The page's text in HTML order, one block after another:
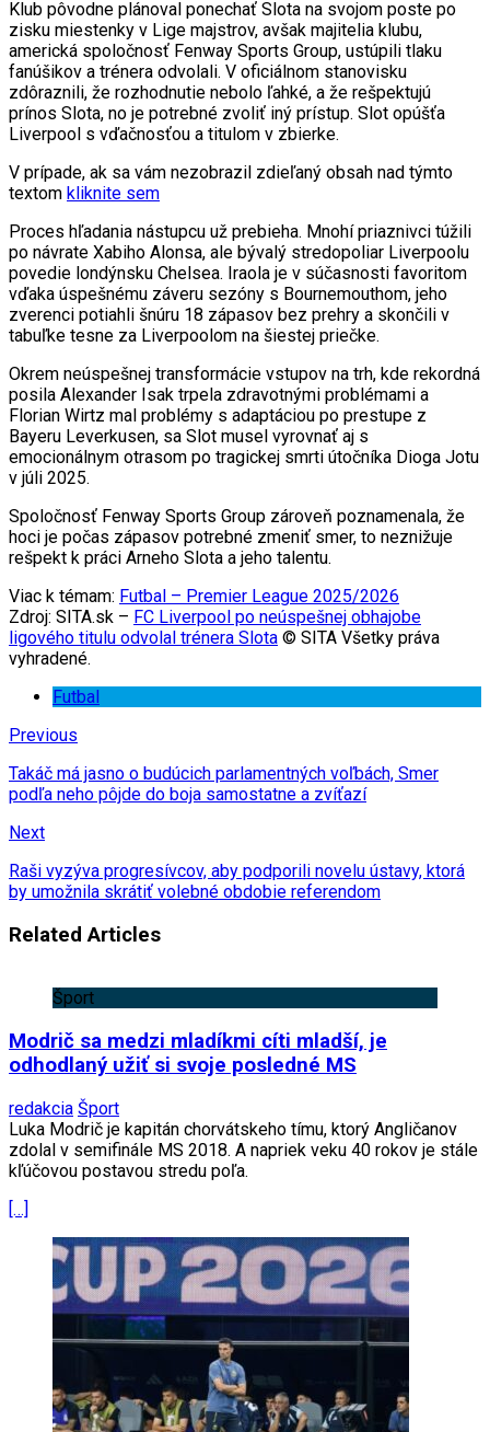
Klub pôvodne plánoval ponechať Slota na svojom poste po
zisku miestenky v Lige majstrov, avšak majitelia klubu,
americká spoločnosť Fenway Sports Group, ustúpili tlaku
fanúšikov a trénera odvolali. V oficiálnom stanovisku
zdôraznili, že rozhodnutie nebolo ľahké, a že rešpektujú
prínos Slota, no je potrebné zvoliť iný prístup. Slot opúšťa
Liverpool s vďačnosťou a titulom v zbierke.
V prípade, ak sa vám nezobrazil zdieľaný obsah nad týmto
textom kliknite sem
Proces hľadania nástupcu už prebieha. Mnohí priaznivci túžili
po návrate Xabiho Alonsa, ale bývalý stredopoliar Liverpoolu
povedie londýnsku Chelsea. Iraola je v súčasnosti favoritom
vďaka úspešnému záveru sezóny s Bournemouthom, jeho
zverenci potiahli šnúru 18 zápasov bez prehry a skončili v
tabuľke tesne za Liverpoolom na šiestej priečke.
Okrem neúspešnej transformácie vstupov na trh, kde rekordná
posila Alexander Isak trpela zdravotnými problémami a
Florian Wirtz mal problémy s adaptáciou po prestupe z
Bayeru Leverkusen, sa Slot musel vyrovnať aj s
emocionálnym otrasom po tragickej smrti útočníka Dioga Jotu
v júli 2025.
Spoločnosť Fenway Sports Group zároveň poznamenala, že
hoci je počas zápasov potrebné zmeniť smer, to neznižuje
rešpekt k práci Arneho Slota a jeho talentu.
Viac k témam: Futbal – Premier League 2025/2026
Zdroj: SITA.sk – FC Liverpool po neúspešnej obhajobe
ligového titulu odvolal trénera Slota © SITA Všetky práva
vyhradené.
Futbal
Previous
Takáč má jasno o budúcich parlamentných voľbách, Smer
podľa neho pôjde do boja samostatne a zvíťazí
Next
Raši vyzýva progresívcov, aby podporili novelu ústavy, ktorá
by umožnila skrátiť volebné obdobie referendom
Related Articles
Šport
Modrič sa medzi mladíkmi cíti mladší, je
odhodlaný užiť si svoje posledné MS
redakcia Šport
Luka Modrič je kapitán chorvátskeho tímu, ktorý Angličanov
zdolal v semifinále MS 2018. A napriek veku 40 rokov je stále
kľúčovou postavou stredu poľa.
[…]